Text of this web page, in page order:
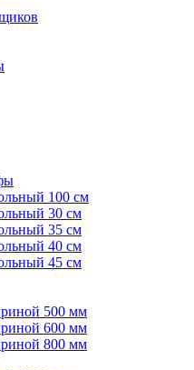
100 см
30 см
35 см
40 см
45 см
500 мм
600 мм
800 мм